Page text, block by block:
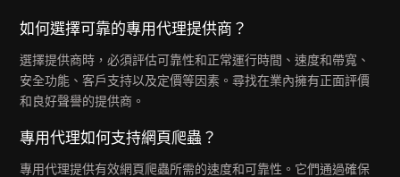
如何選擇可靠的專用代理提供商？
選擇提供商時，必須評估可靠性和正常運行時間、速度和帶寬、
安全功能、客戶支持以及定價等因素。尋找在業內擁有正面評價
和良好聲譽的提供商。
專用代理如何支持網頁爬蟲？
專用代理提供有效網頁爬蟲所需的速度和可靠性。它們通過確保